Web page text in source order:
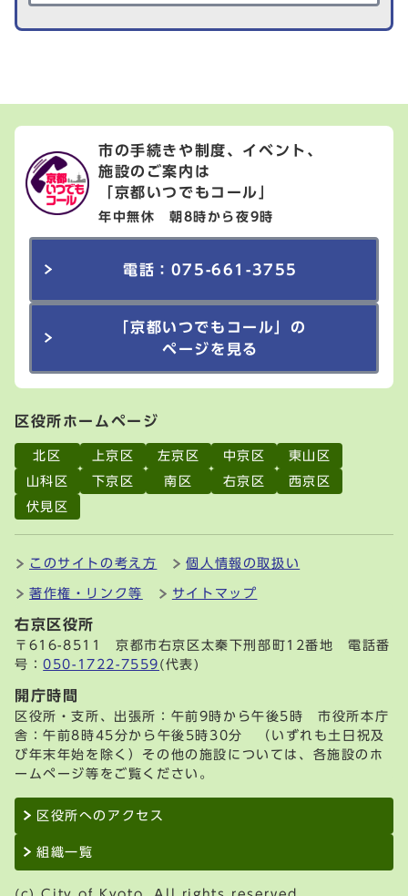
市の手続きや制度、イベント、
施設のご案内は
「京都いつでもコール」
年中無休 朝8時から夜9時
電話：075-661-3755
「京都いつでもコール」の
ページを見る
区役所ホームページ
北区 上京区 左京区 中京区
東山区
山科区
下京区 南区 右京区
西京区
伏見区
このサイトの考え方 個人情報の取扱い
著作権・リンク等 サイトマップ
右京区役所
〒616-8511 京都市右京区太秦下刑部町12番地 電話番
号：050-1722-7559 (代表)
開庁時間
区役所・支所、出張所：午前9時から午後5時 市役所本庁
舎：午前8時45分から午後5時30分 （いずれも土日祝及
び年末年始を除く）その他の施設については、各施設のホ
ームページ等をご覧ください。
区役所へのアクセス
組織一覧